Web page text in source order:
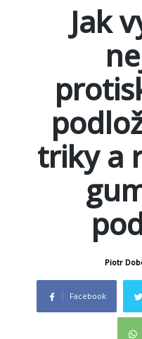
Jak
triky a
Piotr
Facebook